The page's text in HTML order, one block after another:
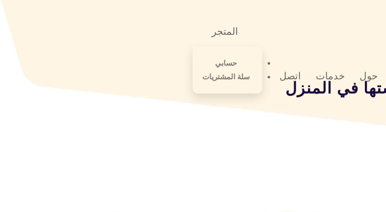
حول خدمات اتصل
المتجر
حسابي
سلة المشتريات
في المنزل